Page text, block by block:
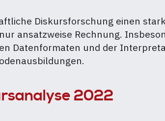
Diskursforschung einen
ansatzweise Rechnung.
Datenformaten und der
2022